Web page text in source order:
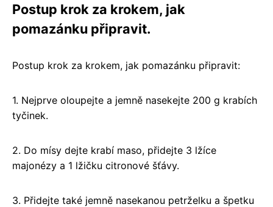
Postup krok za krokem, jak
pomazánku připravit.
Postup krok za krokem, jak pomazánku připravit:
1. Nejprve oloupejte a jemně nasekejte 200 g krabích
tyčinek.
2. Do mísy dejte krabí maso, přidejte 3 lžíce
majonézy a 1 lžičku citronové šťávy.
3. Přidejte také jemně nasekanou petrželku a špetku